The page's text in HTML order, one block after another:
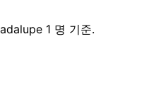
1 명 기준.